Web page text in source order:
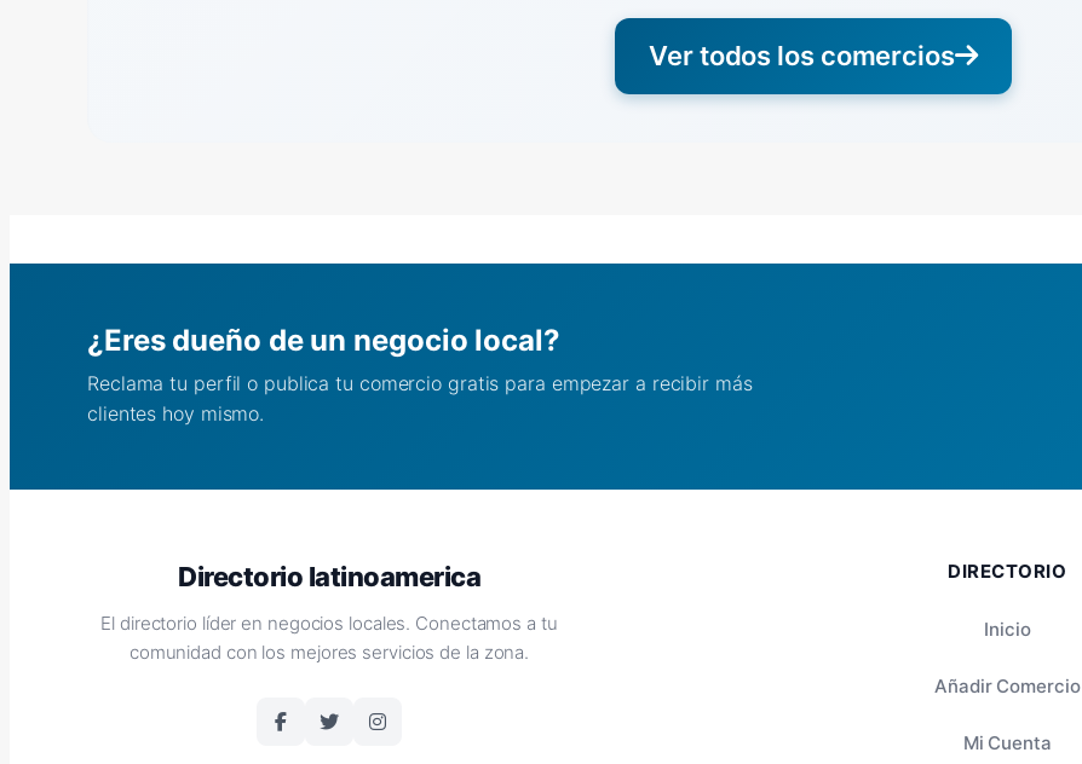
Ver todos los comercios
¿Eres dueño de un negocio local?
Reclama tu perfil o publica tu comercio gratis para empezar a recibir más
clientes hoy mismo.
Directorio latinoamerica
El directorio líder en negocios locales. Conectamos a tu
comunidad con los mejores servicios de la zona.
DIRECTORIO
Inicio
Añadir Comercio
Mi Cuenta